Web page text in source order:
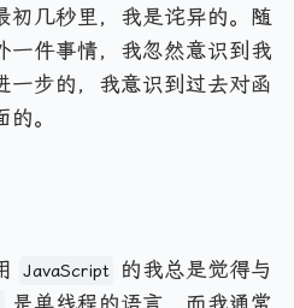
初几秒里，我是诧异的。随
一件事情，我忽然意识到我
一步的，我意识到过去对函
。
JavaScript
的我总是觉得与